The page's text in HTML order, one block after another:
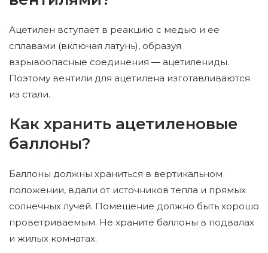
Ацетилен вступает в реакцию с медью и ее
сплавами (включая латунь), образуя
взрывоопасные соединения — ацетилениды.
Поэтому вентили для ацетилена изготавливаются
из стали.
Как хранить ацетиленовые
баллоны?
Баллоны должны храниться в вертикальном
положении, вдали от источников тепла и прямых
солнечных лучей. Помещение должно быть хорошо
проветриваемым. Не храните баллоны в подвалах
и жилых комнатах.